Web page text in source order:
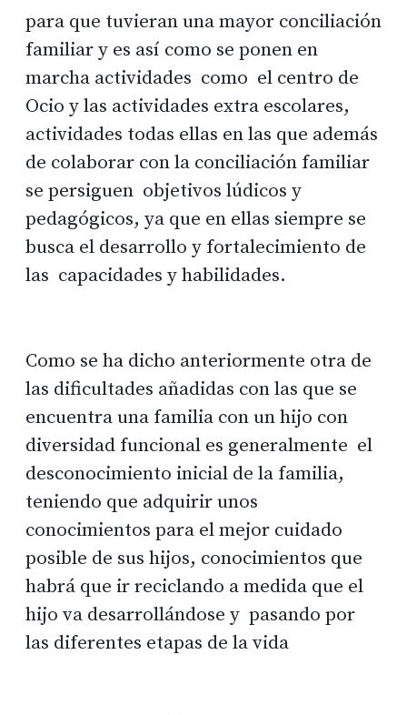
para que tuvieran una mayor conciliación
familiar y es así como se ponen en
marcha actividades como el centro de
Ocio y las actividades extra escolares,
actividades todas ellas en las que además
de colaborar con la conciliación familiar
se persiguen objetivos lúdicos y
pedagógicos, ya que en ellas siempre se
busca el desarrollo y fortalecimiento de
las capacidades y habilidades.
Como se ha dicho anteriormente otra de
las dificultades añadidas con las que se
encuentra una familia con un hijo con
diversidad funcional es generalmente el
desconocimiento inicial de la familia,
teniendo que adquirir unos
conocimientos para el mejor cuidado
posible de sus hijos, conocimientos que
habrá que ir reciclando a medida que el
hijo va desarrollándose y pasando por
las diferentes etapas de la vida